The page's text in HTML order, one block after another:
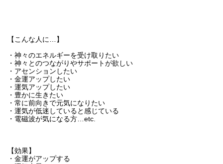
【こんな人に…】
・神々のエネルギーを受け取りたい
・神々とのつながりやサポートが欲しい
・アセンションしたい
・金運アップしたい
・運気アップしたい
・豊かに生きたい
・常に前向きで元気になりたい
・運気が低迷していると感じている
・電磁波が気になる方…etc.
【効果】
・金運がアップする